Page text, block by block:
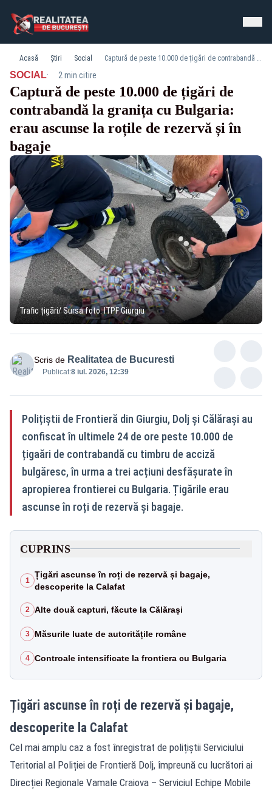
Acasă Știri Social Captură de peste 10.000 de țigări de contrabandă la granița cu Bulgaria: erau ascunse la roțile de rezervă și în bagaje
SOCIAL· 2 min citire
Captură de peste 10.000 de țigări de
contrabandă la granița cu Bulgaria:
erau ascunse la roțile de rezervă și în
bagaje
Trafic țigări/ Sursa foto: ITPF Giurgiu
Scris de Realitatea de Bucuresti
Publicat:8 iul. 2026, 12:39
Polițiștii de Frontieră din Giurgiu, Dolj și Călărași au
confiscat în ultimele 24 de ore peste 10.000 de
țigaări de contrabandă cu timbru de acciză
bulgăresc, în urma a trei acțiuni desfășurate în
apropierea frontierei cu Bulgaria. Țigările erau
ascunse în roți de rezervă și bagaje.
CUPRINS
1
Țigări ascunse în roți de rezervă și bagaje,
descoperite la Calafat
2 Alte două capturi, făcute la Călărași
3 Măsurile luate de autoritățile române
4 Controale intensificate la frontiera cu Bulgaria
Țigări ascunse în roți de rezervă și bagaje,
descoperite la Calafat
Cel mai amplu caz a fost înregistrat de polițiștii Serviciului
Teritorial al Poliției de Frontieră Dolj, împreună cu lucrători ai
Direcției Regionale Vamale Craiova – Serviciul Echipe Mobile